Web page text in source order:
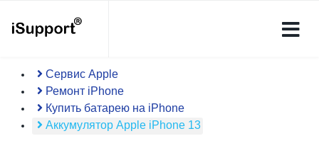
Сервис Apple
Ремонт iPhone
Купить батарею на iPhone
Аккумулятор Apple iPhone 13